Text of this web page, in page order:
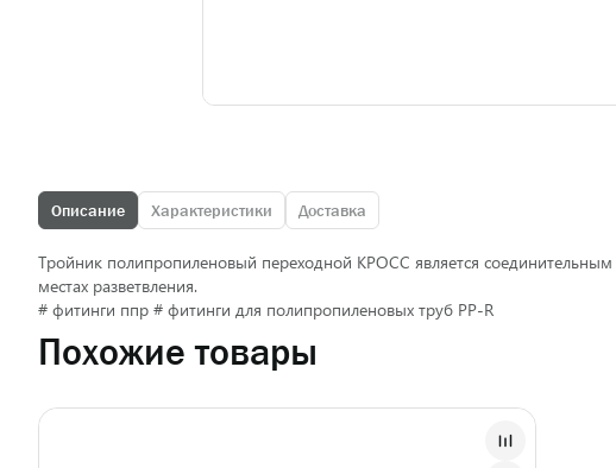
Описание Характеристики Доставка
Тройник полипропиленовый переходной КРОСС является
местах разветвления.
# фитинги ппр # фитинги для полипропиленовых труб PP-R
Похожие товары